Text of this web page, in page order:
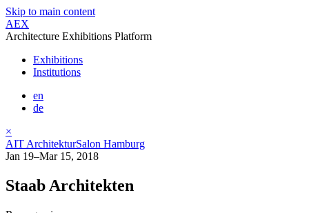
Skip to main content
AEX
Architecture Exhibitions Platform
Exhibitions
Institutions
en
de
×
AIT ArchitekturSalon Hamburg
Jan 19–Mar 15, 2018
Staab Architekten